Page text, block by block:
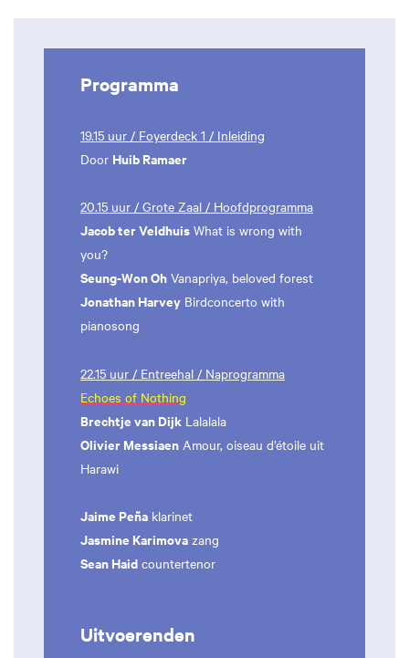
Programma
19.15 uur / Foyerdeck 1 / Inleiding
Door Huib Ramaer
20.15 uur / Grote Zaal / Hoofdprogramma
Jacob ter Veldhuis What is wrong with
you?
Seung-Won Oh Vanapriya, beloved forest
Jonathan Harvey Birdconcerto with
pianosong
22.15 uur / Entreehal / Naprogramma
Echoes of Nothing
Brechtje van Dijk Lalalala
Olivier Messiaen Amour, oiseau d’étoile uit
Harawi
Jaime Peña klarinet
Jasmine Karimova zang
Sean Haid countertenor
Uitvoerenden